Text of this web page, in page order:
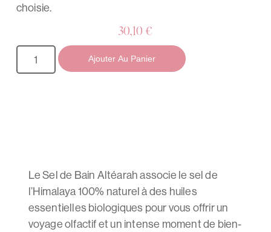
choisie.
30,10 €
Ajouter Au Panier
Le Sel de Bain Altéarah associe le sel de
l’Himalaya 100% naturel à des huiles
essentielles biologiques pour vous offrir un
voyage olfactif et un intense moment de bien-